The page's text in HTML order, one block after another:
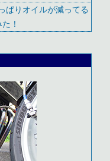
ぱりオイルが減ってる
！